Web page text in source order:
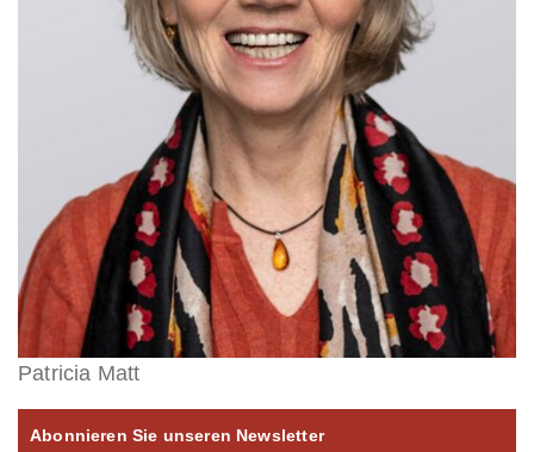
Patricia Matt
Abonnieren Sie unseren Newsletter